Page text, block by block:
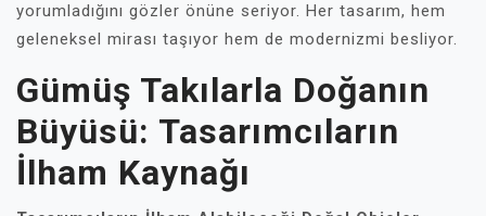
yorumladığını gözler önüne seriyor. Her tasarım, hem
geleneksel mirası taşıyor hem de modernizmi besliyor.
Gümüş Takılarla Doğanın
Büyüsü: Tasarımcıların
İlham Kaynağı